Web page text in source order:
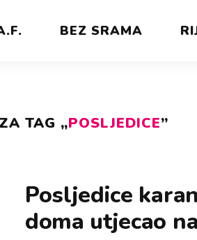
BEZ SRAMA
TAG „POSLJEDICE”
Posljedice
doma utjecao